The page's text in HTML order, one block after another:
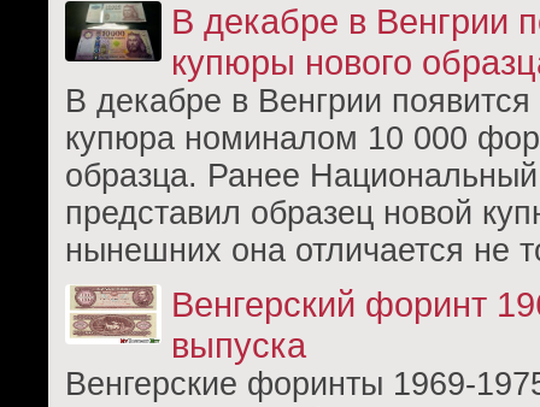
В декабре в Венгрии
купюры нового
В декабре в Венгрии
купюра номиналом 10 000
образца. Ранее
представил образец новой
нынешних она отличается не
Венгерский форинт
выпуска
Венгерские форинты 1969-